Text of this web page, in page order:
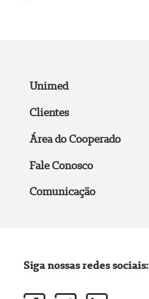
Unimed
Clientes
Área do Cooperado
Fale Conosco
Comunicação
Siga nossas redes sociais: